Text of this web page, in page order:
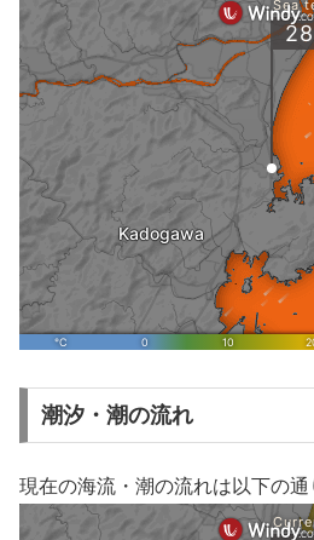
潮汐・潮の流れ
現在の海流・潮の流れは以下の通